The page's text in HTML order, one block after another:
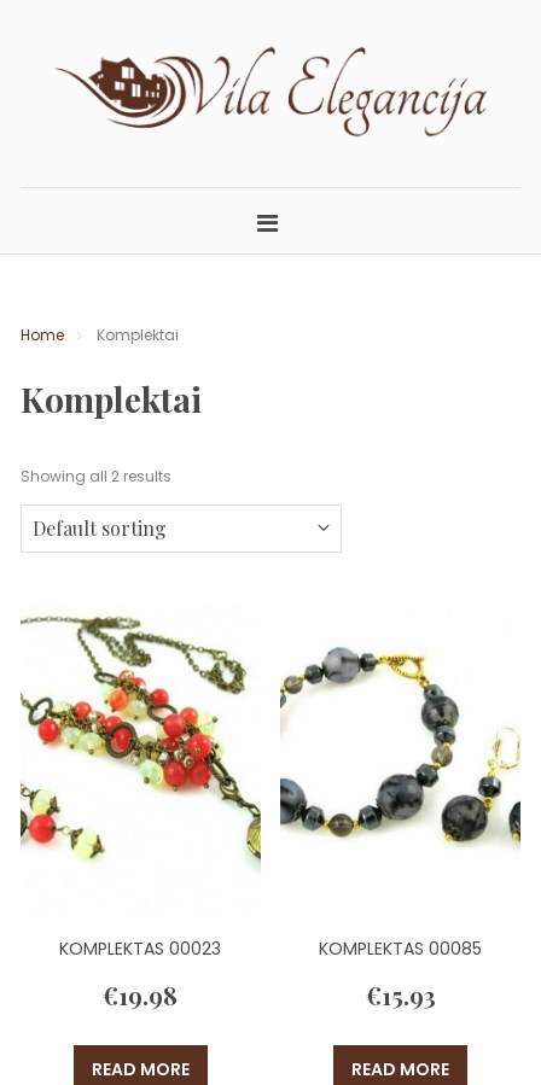
content
ELEGANCIJA.LT
Home Komplektai
Komplektai
Showing all 2 results
KOMPLEKTAS 00023
€19.98
READ MORE
KOMPLEKTAS 00085
€15.93
READ MORE